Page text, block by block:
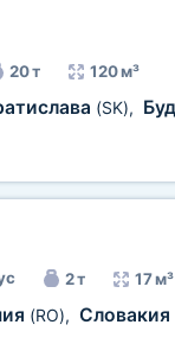
20 т 120 м³
(SK),
2 т 17 м³
(RO), Словакия